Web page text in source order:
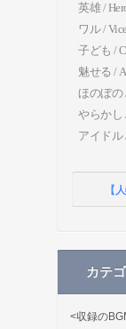
英雄 /
ワル / Vice
子ども /
魅せる /
ほのぼの
やらかし
アイドル
【
カテ
<収録の